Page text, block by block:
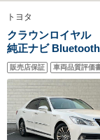
トヨタ
クラウンロイヤル
純正ナビ
クルーズコントロ
ト パワーシート
ブレコーダー ETC
販売店保証 車両品質評価